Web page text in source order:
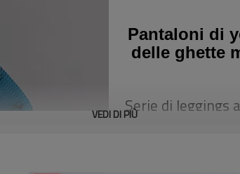
Pantaloni di
delle ghette
Serie di leggings
della nuova
VEDI DI PIÙ